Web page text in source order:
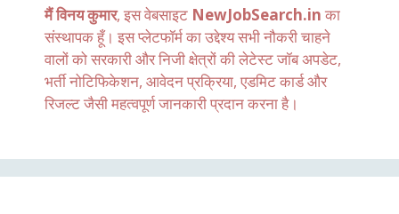
मैं विनय कुमार, इस वेबसाइट NewJobSearch.in का
संस्थापक हूँ। इस प्लेटफॉर्म का उद्देश्य सभी नौकरी चाहने
वालों को सरकारी और निजी क्षेत्रों की लेटेस्ट जॉब अपडेट,
भर्ती नोटिफिकेशन, आवेदन प्रक्रिया, एडमिट कार्ड और
रिजल्ट जैसी महत्वपूर्ण जानकारी प्रदान करना है।